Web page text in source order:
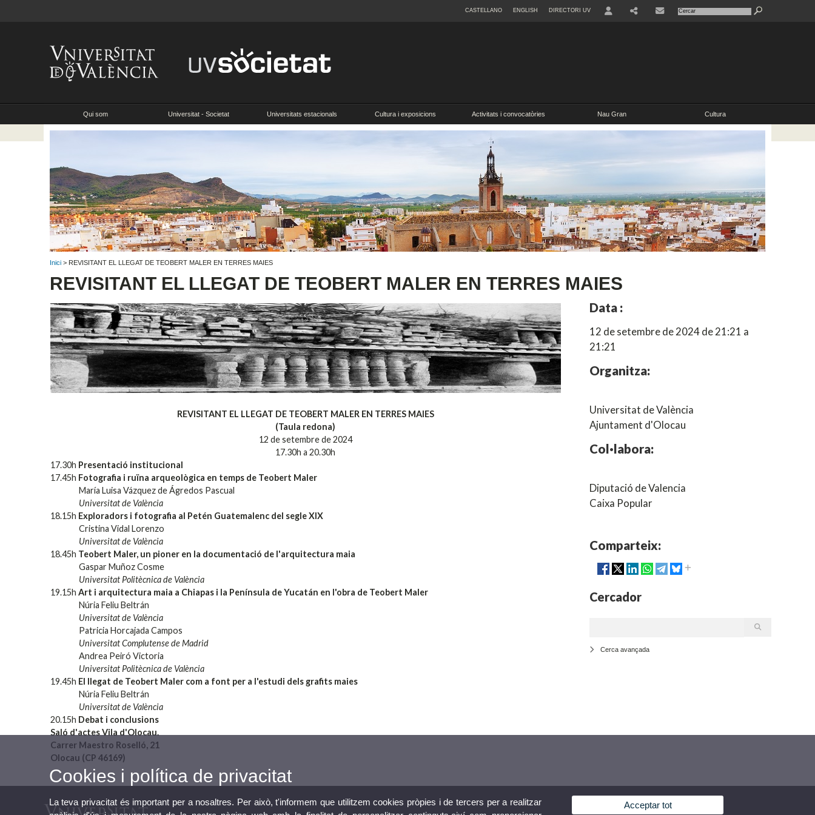
CASTELLANO ENGLISH DIRECTORI UV
Qui som Universitat - Societat Universitats estacionals Cultura i exposicions Activitats i convocatòries Nau Gran Cultura
Inici > REVISITANT EL LLEGAT DE TEOBERT MALER EN TERRES MAIES
REVISITANT EL LLEGAT DE TEOBERT MALER EN TERRES MAIES
REVISITANT EL LLEGAT DE TEOBERT MALER EN TERRES MAIES
(Taula redona)
12 de setembre de 2024
17.30h a 20.30h
17.30h Presentació institucional
17.45h Fotografia i ruïna arqueològica en temps de Teobert Maler
María Luisa Vázquez de Ágredos Pascual
Universitat de València
18.15h Exploradors i fotografia al Petén Guatemalenc del segle XIX
Cristina Vidal Lorenzo
Universitat de València
18.45h Teobert Maler, un pioner en la documentació de l'arquitectura maia
Gaspar Muñoz Cosme
Universitat Politècnica de València
19.15h Art i arquitectura maia a Chiapas i la Península de Yucatán en l'obra de Teobert Maler
Núria Feliu Beltrán
Universitat de València
Patricia Horcajada Campos
Universitat Complutense de Madrid
Andrea Peiró Victoria
Universitat Politècnica de València
19.45h El llegat de Teobert Maler com a font per a l'estudi dels grafits maies
Núria Feliu Beltrán
Universitat de València
20.15h Debat i conclusions
Saló d'actes Vila d'Olocau.
Carrer Maestro Roselló, 21
Olocau (CP 46169)
Data :
12 de setembre de 2024 de 21:21 a
21:21
Organitza:
Universitat de València
Ajuntament d'Olocau
Col·labora:
Diputació de Valencia
Caixa Popular
Comparteix:
Cercador
Cerca avançada
Cookies i política de privacitat
La teva privacitat és important per a nosaltres. Per això, t'informem que utilitzem cookies pròpies i de tercers per a realitzar
Acceptar tot